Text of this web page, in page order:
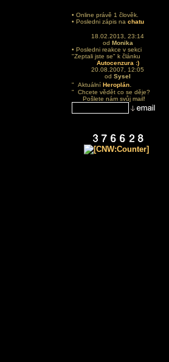
• Online právě 1 člověk.
• Posledni zápis na chatu
18.02.2013, 23:14
od Monika
• Posledni reakce v sekci
"Zeptali jste se" k článku
Autocenzura :)
20.08.2007, 12:05
od Sysel
" Aktuální Heroplán.
" Chcete vědět co se děje?
Pošlete nám svůj mail!